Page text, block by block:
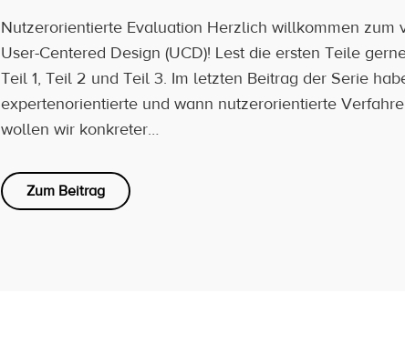
Nutzerorientierte Evaluation Herzlich willkommen zum
User-Centered Design (UCD)! Lest die ersten Teile
Teil 1, Teil 2 und Teil 3. Im letzten Beitrag der Serie
expertenorientierte und wann nutzerorientierte
wollen wir konkreter…
Zum Beitrag